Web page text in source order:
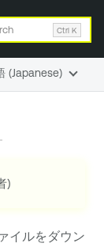
Ctrl K
)
イルをダウン
(Japanese)